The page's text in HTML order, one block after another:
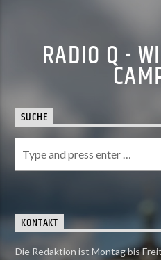
RADIO Q -
SUCHE
KONTAKT
Die Redaktion ist Montag bis